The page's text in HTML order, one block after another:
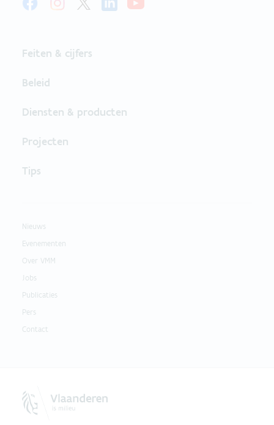
Feiten & cijfers
Beleid
Diensten & producten
Projecten
Tips
Nieuws
Evenementen
Over VMM
Jobs
Publicaties
Pers
Contact